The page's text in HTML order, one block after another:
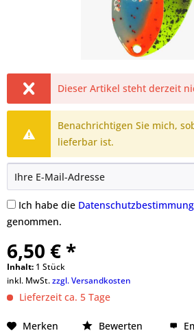
Dieser Artikel steht derzeit
Benachrichtigen Sie mich,
lieferbar ist.
Ich habe die
genommen.
6,50 € *
Inhalt: 1 Stück
inkl. MwSt.zzgl. Versandkosten
Lieferzeit ca. 5 Tage
Merken Bewerten